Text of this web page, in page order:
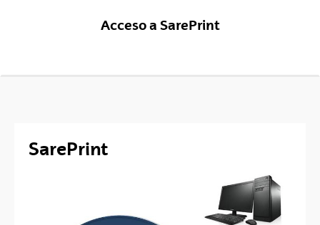
Acceso a SarePrint
SarePrint